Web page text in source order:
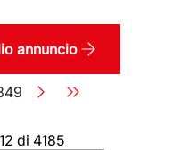
annuncio
Pagina
di 4185